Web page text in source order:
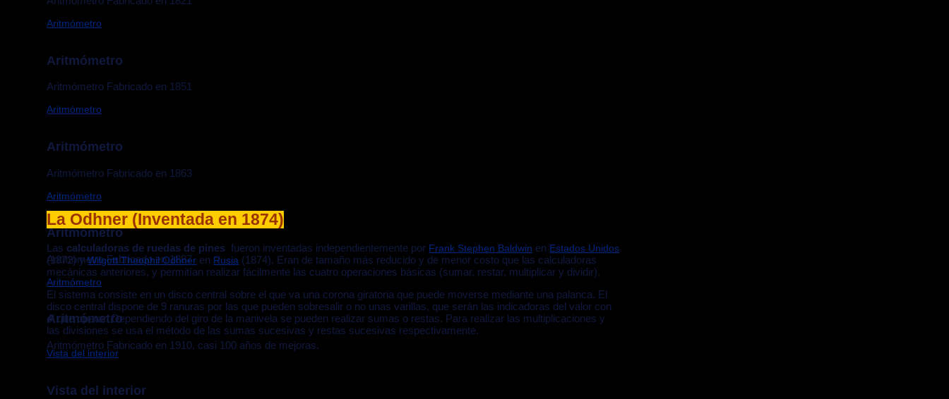
Aritmómetro
Aritmómetro
Aritmómetro Fabricado en 1851
Aritmómetro
Aritmómetro
Aritmómetro Fabricado en 1863
Aritmómetro
Aritmómetro
Aritmómetro Fabricado en 1887
Aritmómetro
Aritmómetro
Aritmómetro Fabricado en 1910, casi 100 años de mejoras.
La Odhner (Inventada en 1874)
Las calculadoras de ruedas de pines fueron inventadas independientemente por Frank Stephen Baldwin en Estados Unidos
(1872) yWilgott Theophil Odhner en Rusia (1874). Eran de tamaño más reducido y de menor costo que las calculadoras
mecánicas anteriores, y permitían realizar fácilmente las cuatro operaciones básicas (sumar, restar, multiplicar y dividir).
El sistema consiste en un disco central sobre el que va una corona giratoria que puede moverse mediante una palanca. El
disco central dispone de 9 ranuras por las que pueden sobresalir o no unas varillas, que serán las indicadoras del valor con
el que operar. Dependiendo del giro de la manivela se pueden realizar sumas o restas. Para realizar las multiplicaciones y
las divisiones se usa el método de las sumas sucesivas y restas sucesivas respectivamente.
Vista del interior
Vista del interior